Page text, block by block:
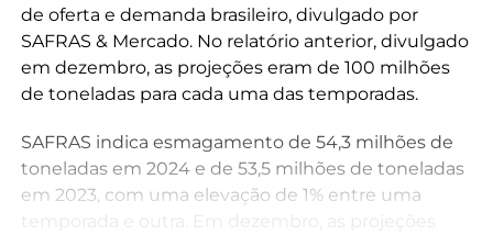
de oferta e demanda brasileiro, divulgado por
SAFRAS & Mercado. No relatório anterior, divulgado
em dezembro, as projeções eram de 100 milhões
de toneladas para cada uma das temporadas.
SAFRAS indica esmagamento de 54,3 milhões de
toneladas em 2024 e de 53,5 milhões de toneladas
em 2023, com uma elevação de 1% entre uma